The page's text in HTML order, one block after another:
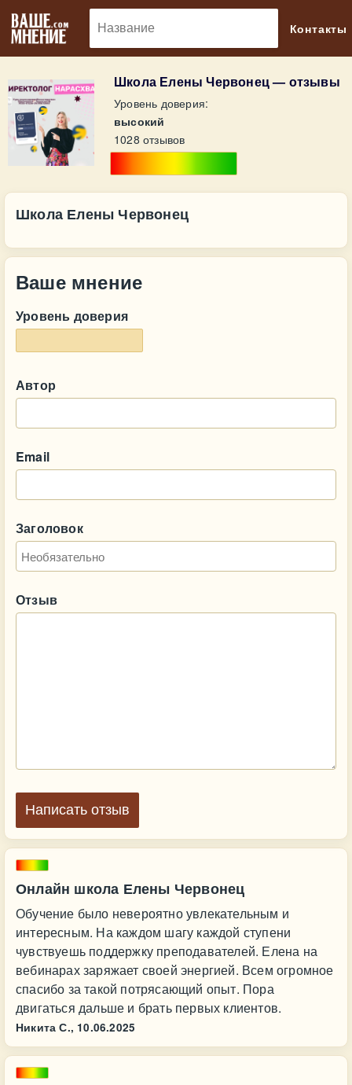
Контакты
Школа Елены Червонец — отзывы
Уровень доверия:
высокий
1028 отзывов
Онлайн школа Елены Червонец
Обучение было невероятно увлекательным и
интересным. На каждом шагу каждой ступени
чувствуешь поддержку преподавателей. Елена на
вебинарах заряжает своей энергией. Всем огромное
спасибо за такой потрясающий опыт. Пора
двигаться дальше и брать первых клиентов.
Никита С., 10.06.2025
Школа Елены Червонец
Ваше мнение
Уровень доверия
Автор
Email
Заголовок
Отзыв
Написать отзыв